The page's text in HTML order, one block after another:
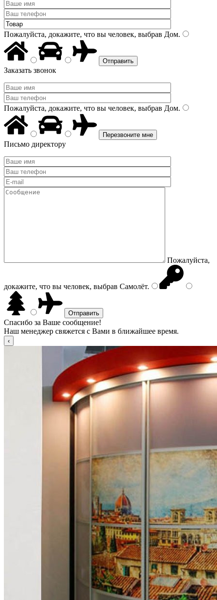
Пожалуйста, докажите, что вы человек, выбрав Дом.
Заказать звонок
Пожалуйста, докажите, что вы человек, выбрав Дом.
Письмо директору
Пожалуйста,
докажите, что вы человек, выбрав Самолёт.
Спасибо за Ваше сообщение!
Наш менеджер свяжется с Вами в ближайшее время.